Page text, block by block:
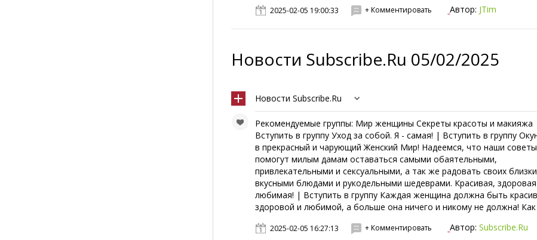
2025-02-05 19:00:33 + Комментировать Автор: JTim
Новости Subscribe.Ru 05/02/2025
Новости Subscribe.Ru
Рекомендуемые группы: Мир женщины Секреты красоты и макияжа
Вступить в группу Уход за собой. Я - самая! | Вступить в группу
в прекрасный и чарующий Женский Мир! Надеемся, что наши советы
помогут милым дамам оставаться самыми обаятельными,
привлекательными и сексуальными, а так же радовать своих
вкусными блюдами и рукодельными шедеврами. Красивая,
любимая! | Вступить в группу Каждая женщина должна быть
здоровой и любимой, а больше она ничего и никому не должна! Как
2025-02-05 16:27:13 + Комментировать Автор:Subscribe.Ru